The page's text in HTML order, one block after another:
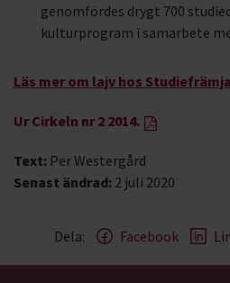
genomfördes drygt 700
kulturprogram i samarbete
Läs mer om lajv hos
Ur Cirkeln nr 2 2014.
Text: Per Westergård
Senast ändrad: 2 juli 2020
Dela: Facebook